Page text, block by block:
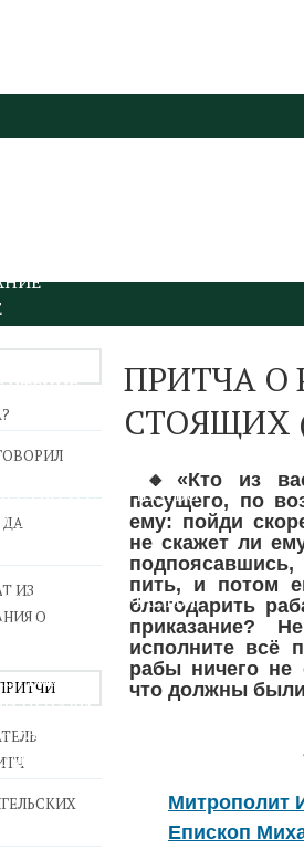
ЧТЕНИЕ
И СТАРЧЕСТВО
ДОМЕ
ЗЕМНОГО СЧАСТЬЯ
ПЕЧАЛИ
РАДОСТЬ
ИЗ
О
ПРИТЧА О
СТОЯЩИХ
🔸 «Кто из
пасущего, по
ему: пойди
не скажет ли
пить, и потом
благодарить
приказание?
исполните всё
рабы ничего не
что должны
Митрополит
Епископ